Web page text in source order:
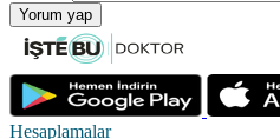
Yorum yap
Hesaplamalar